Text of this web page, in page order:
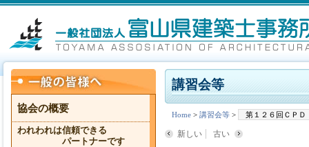
講習会等
Home > 講習会等 > 第１２６回ＣＰＤ
新しい 古い
協会の概要
われわれは信頼できる
パートナーです